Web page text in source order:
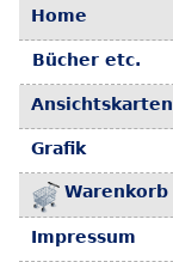
Home
Bücher etc.
Ansichtskarten
Grafik
Warenkorb
Impressum